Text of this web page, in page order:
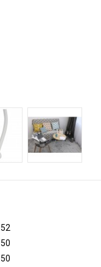
52
50
50